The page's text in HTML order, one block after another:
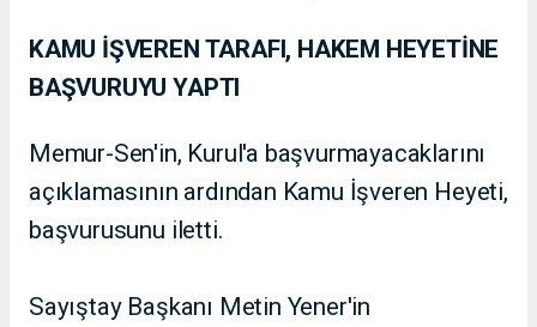
KAMU İŞVEREN TARAFI, HAKEM HEYETİNE
BAŞVURUYU YAPTI
Memur-Sen'in, Kurul'a başvurmayacaklarını
açıklamasının ardından Kamu İşveren Heyeti,
başvurusunu iletti.
Sayıştay Başkanı Metin Yener'in